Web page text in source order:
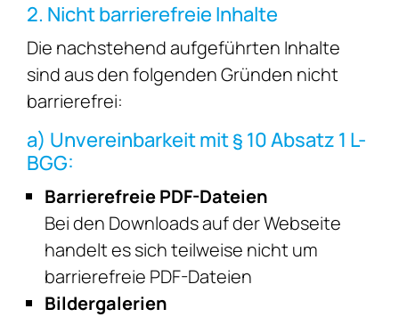
2. Nicht barrierefreie Inhalte
Die nachstehend aufgeführten Inhalte
sind aus den folgenden Gründen nicht
barrierefrei:
a) Unvereinbarkeit mit § 10 Absatz 1 L-
BGG:
Barrierefreie PDF-Dateien
Bei den Downloads auf der Webseite
handelt es sich teilweise nicht um
barrierefreie PDF-Dateien
Bildergalerien